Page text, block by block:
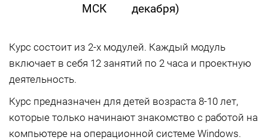
МСК
декабря)
Курс состоит из 2-х модулей. Каждый модуль
включает в себя 12 занятий по 2 часа и проектную
деятельность.
Курс предназначен для детей возраста 8-10 лет,
которые только начинают знакомство с работой на
компьютере на операционной системе Windows.